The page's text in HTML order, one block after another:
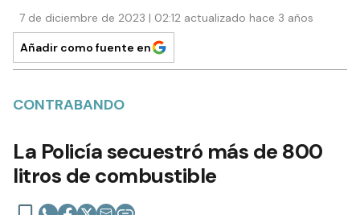
7 de diciembre de 2023 | 02:12 actualizado hace 3 años
Añadir como fuente en
CONTRABANDO
La Policía secuestró más de 800
litros de combustible